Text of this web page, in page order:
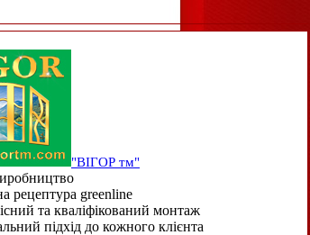
"ВІГОР тм"
рецептура greenline
та кваліфікований монтаж
підхід до кожного клієнта